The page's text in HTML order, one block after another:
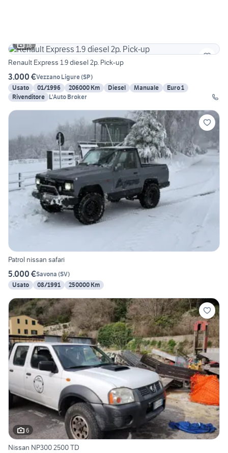
18
Renault Express 1.9 diesel 2p. Pick-up
3.000 €Vezzano Ligure(SP)
Usato
01/1996 206000 Km Diesel Manuale
Euro 1
Rivenditore L'Auto Broker
Patrol nissan safari
5.000 €Savona (SV)
Usato
08/1991 250000 Km
6
Nissan NP300 2500 TD